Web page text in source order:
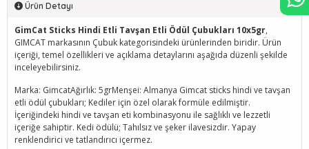
Ürün Detayı
GimCat Sticks Hindi Etli Tavşan Etli Ödül Çubukları 10x5gr,
GIMCAT markasının Çubuk kategorisindeki ürünlerinden biridir. Ürün
içeriği, temel özellikleri ve açıklama detaylarını aşağıda düzenli şekilde
inceleyebilirsiniz.
Marka: GimcatAğırlık: 5grMenşei: Almanya Gimcat sticks hindi ve tavşan
etli ödül çubukları; Kediler için özel olarak formüle edilmiştir.
İçeriğindeki hindi ve tavşan eti kombinasyonu ile sağlıklı ve lezzetli
içeriğe sahiptir. Kedi ödülü; Tahılsız ve şeker ilavesizdir. Yapay
renklendirici ve tatlandırıcı içermez.